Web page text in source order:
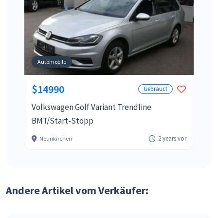
Automobile
$14990 Gebrauct
Volkswagen Golf Variant Trendline
BMT/Start-Stopp
Neunkirchen 2 years vor
Andere Artikel vom Verkäufer: